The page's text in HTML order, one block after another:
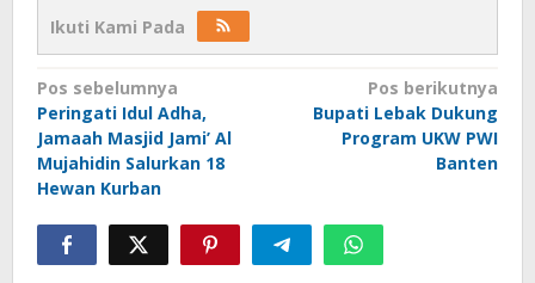
Ikuti Kami Pada
Navigasi
pos
Pos sebelumnya
Peringati Idul Adha,
Jamaah Masjid Jami’ Al
Mujahidin Salurkan 18
Hewan Kurban
Pos berikutnya
Bupati Lebak Dukung
Program UKW PWI
Banten